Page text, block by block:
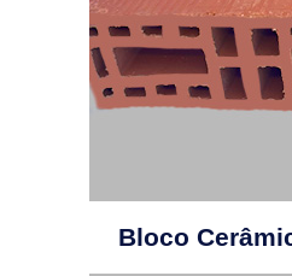
Bloco